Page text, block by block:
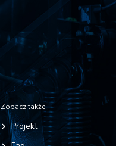
Zobacz także
Projekt